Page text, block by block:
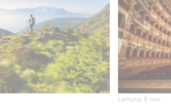
Lettura: 5 min